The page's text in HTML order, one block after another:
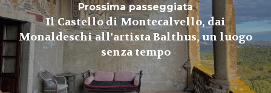
Prossima passeggiata
Il Castello di Montecalvello, dai
Monaldeschi all'artista Balthus, un luogo
senza tempo